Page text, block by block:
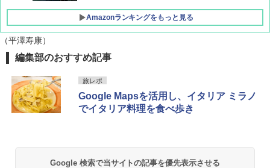
Amazonランキングをもっと見る
力的な町 2026～2027 地球の歩き方D アジア
￥2,079
￥2,695
プテント 傘みたいに広げて畳める パッとサ
ッとサンシェード キューブ フルクローズ メ
ッシュ 簡単設置 ワンタッチテント キャンプ
&ハイキング カーキ PATC-150(KH)
PYKES PEAK (パイクスピーク) 着替えテン
【日本企業販売】超強力クマ対策スプレー 30
0ml（連続噴射30秒）110ml（連続噴射15
秒）射程5～10m 安全ロック搭載 携帯収納袋
付き ヒグマ・イノシシ対策 自治体・教育機
￥3,680
（平澤寿康）
編集部のおすすめ記事
旅レポ
Google Mapsを活用し、イタリア ミラノ
でイタリア料理を食べ歩き
Google 検索で当サイトの記事を優先表示させる